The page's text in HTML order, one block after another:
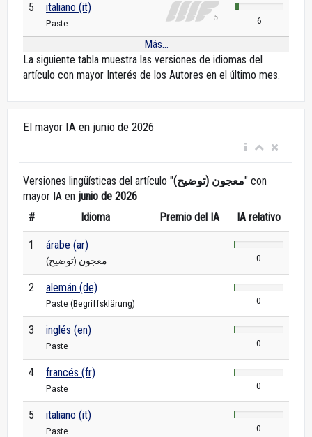
5 italiano (it)
Paste 6
Más...
La siguiente tabla muestra las versiones de idiomas del
artículo con mayor Interés de los Autores en el último mes.
El mayor IA en junio de 2026
Versiones lingüísticas del artículo "معجون (توضيح)" con
mayor IA en junio de 2026
#
Idioma Premio del IA IA relativo
1 árabe (ar)
معجون (توضيح) 0
2 alemán (de)
Paste (Begriffsklärung) 0
3 inglés (en)
Paste 0
4 francés (fr)
Paste 0
5 italiano (it)
Paste 0